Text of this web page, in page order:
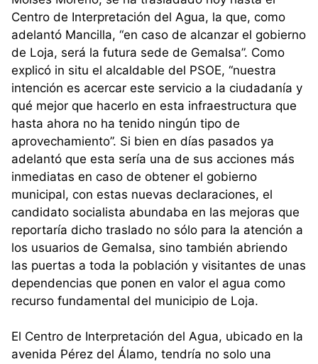
Centro de Interpretación del Agua, la que, como
adelantó Mancilla, “en caso de alcanzar el gobierno
de Loja, será la futura sede de Gemalsa”. Como
explicó in situ el alcaldable del PSOE, “nuestra
intención es acercar este servicio a la ciudadanía y
qué mejor que hacerlo en esta infraestructura que
hasta ahora no ha tenido ningún tipo de
aprovechamiento”. Si bien en días pasados ya
adelantó que esta sería una de sus acciones más
inmediatas en caso de obtener el gobierno
municipal, con estas nuevas declaraciones, el
candidato socialista abundaba en las mejoras que
reportaría dicho traslado no sólo para la atención a
los usuarios de Gemalsa, sino también abriendo
las puertas a toda la población y visitantes de unas
dependencias que ponen en valor el agua como
recurso fundamental del municipio de Loja.
El Centro de Interpretación del Agua, ubicado en la
avenida Pérez del Álamo, tendría no solo una